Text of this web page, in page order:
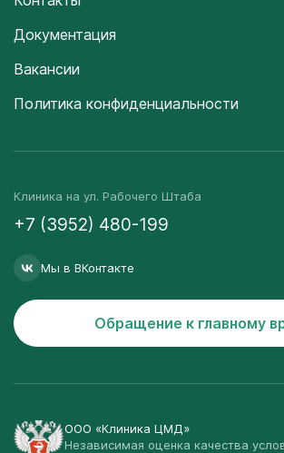
Документация
Вакансии
Политика конфиденциальности
Клиника на ул. Рабочего Штаба
+7 (3952) 480-199
Мы в ВКонтакте
Обращение к главному
ООО «Клиника ЦМД»
Независимая оценка качества